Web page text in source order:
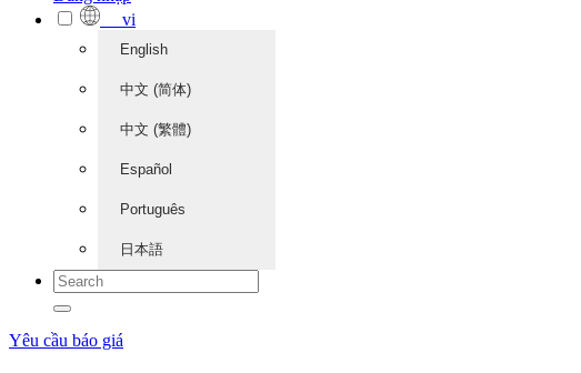
vi
English
中文 (简体)
中文 (繁體)
Español
Português
日本語
Yêu cầu báo giá